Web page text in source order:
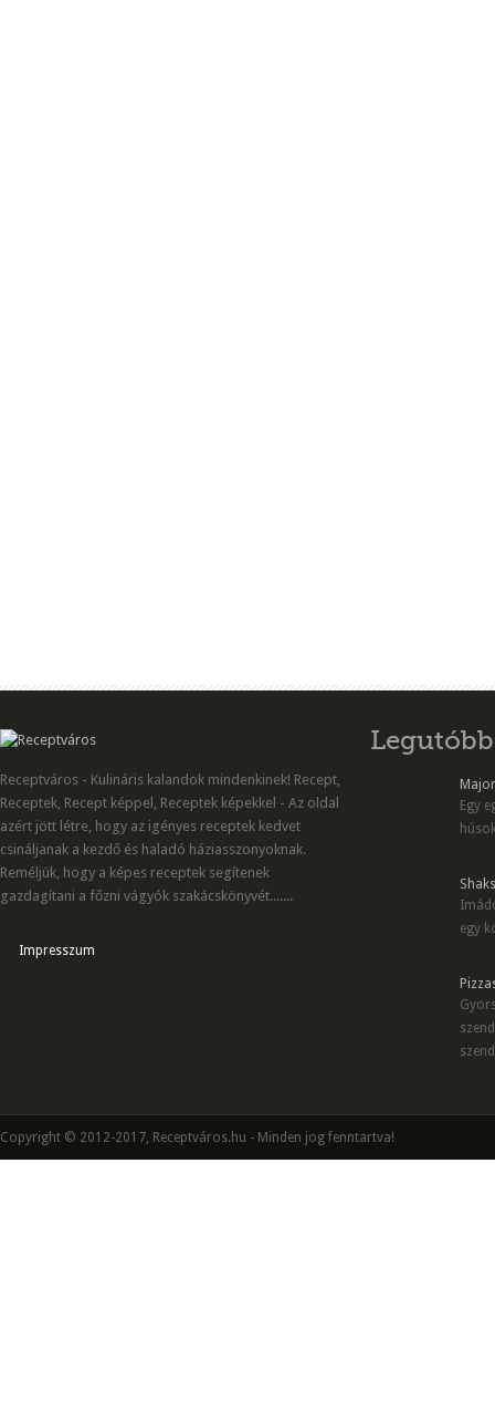
Receptváros - Kulináris kalandok mindenkinek! Recept,
Receptek, Recept képpel, Receptek képekkel - Az oldal
azért jött létre, hogy az igényes receptek kedvet
csináljanak a kezdő és haladó háziasszonyoknak.
Reméljük, hogy a képes receptek segítenek
gazdagítani a főzni vágyók szakácskönyvét.......
Impresszum
Egy
egy
Copyright © 2012-2017, Receptváros.hu - Minden jog fenntartva!